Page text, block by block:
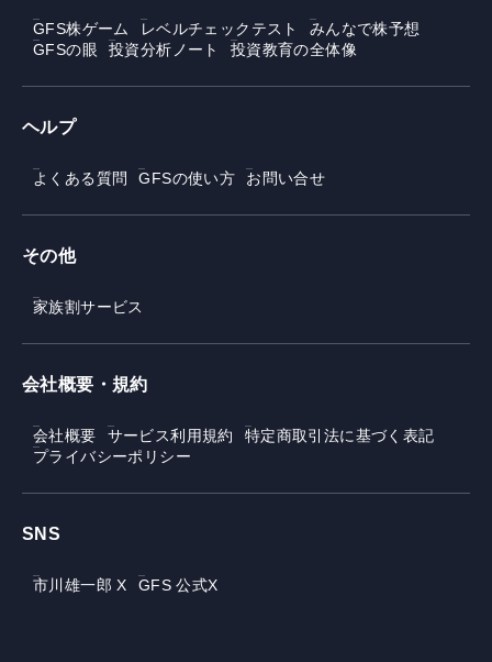
GFS株ゲーム レベルチェックテスト
みんなで株予想
GFSの眼
投資分析ノート 投資教育の全体像
ヘルプ
よくある質問 GFSの使い方 お問い合せ
その他
家族割サービス
会社概要・規約
会社概要 サービス利用規約
特定商取引法に基づく表記
プライバシーポリシー
SNS
市川雄一郎 X GFS 公式X